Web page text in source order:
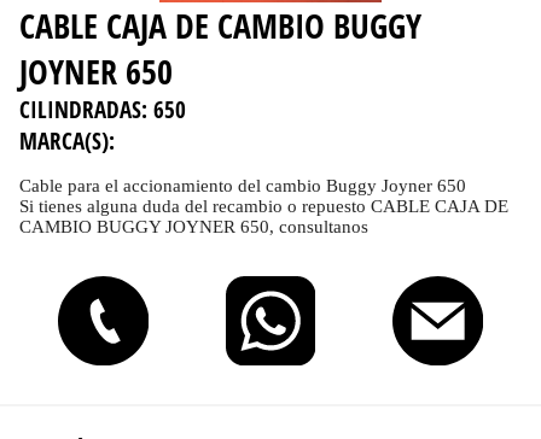
CABLE CAJA DE CAMBIO BUGGY
JOYNER 650
CILINDRADAS: 650
MARCA(S):
Cable para el accionamiento del cambio Buggy Joyner 650
Si tienes alguna duda del recambio o repuesto CABLE CAJA DE
CAMBIO BUGGY JOYNER 650, consultanos